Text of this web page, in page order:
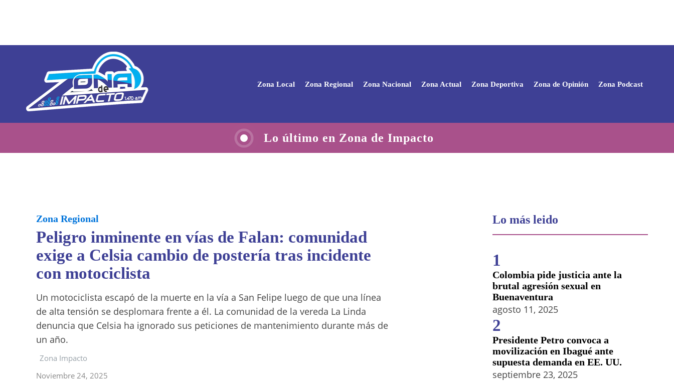
Zona Local Zona Regional Zona Nacional Zona Actual Zona Deportiva Zona de Opinión Zona Podcast
Lo último en Zona de Impacto
Zona Regional
Peligro inminente en vías de Falan: comunidad
exige a Celsia cambio de postería tras incidente
con motociclista
Un motociclista escapó de la muerte en la vía a San Felipe luego de que una línea
de alta tensión se desplomara frente a él. La comunidad de la vereda La Linda
denuncia que Celsia ha ignorado sus peticiones de mantenimiento durante más de
un año.
Zona Impacto
Noviembre 24, 2025
Lo más leido
1
Colombia pide justicia ante la
brutal agresión sexual en
Buenaventura
agosto 11, 2025
2
Presidente Petro convoca a
movilización en Ibagué ante
supuesta demanda en EE. UU.
septiembre 23, 2025